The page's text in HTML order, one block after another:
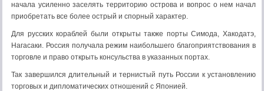
начала усиленно заселять территорию острова и вопрос о нем начал
приобретать все более острый и спорный характер.
Для русских кораблей были открыты также порты Симода, Хакодатэ,
Нагасаки. Россия получала режим наибольшего благоприятствования в
торговле и право открыть консульства в указанных портах.
Так завершился длительный и тернистый путь России к установлению
торговых и дипломатических отношений с Японией.